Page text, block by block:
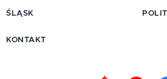
ŚLĄSK
KONTAKT